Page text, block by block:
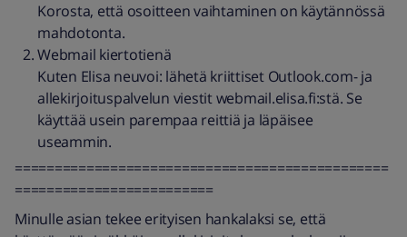
Korosta, että osoitteen vaihtaminen on käytännössä
mahdotonta.
Webmail kiertotienä
Kuten Elisa neuvoi: lähetä kriittiset Outlook.com- ja
allekirjoituspalvelun viestit webmail.elisa.fi:stä. Se
käyttää usein parempaa reittiä ja läpäisee
useammin.
===============================================
=========================
Minulle asian tekee erityisen hankalaksi se, että